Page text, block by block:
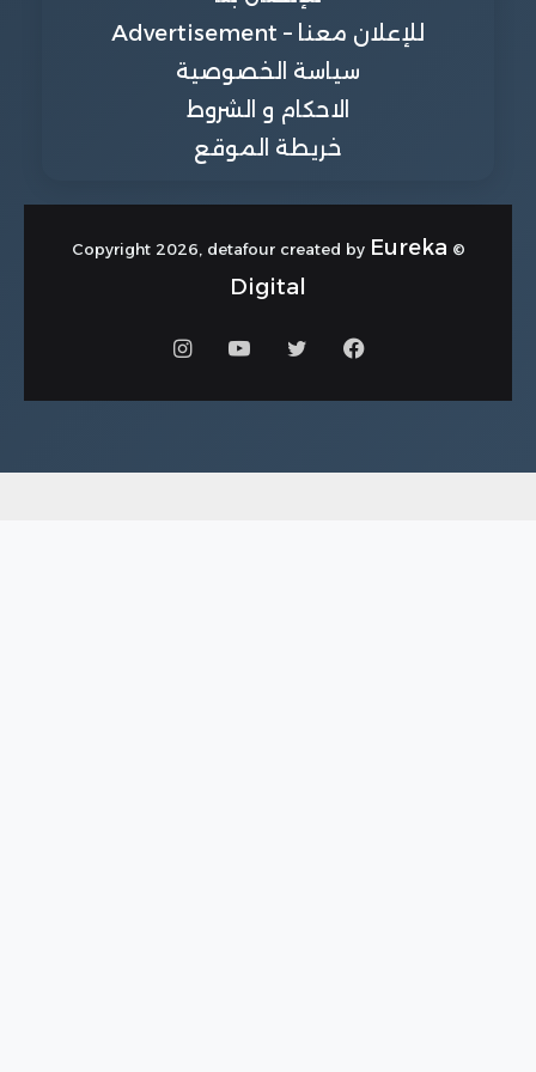
للإعلان معنا – Advertisement
سياسة الخصوصية
الاحكام و الشروط
خريطة الموقع
© Copyright 2026, detafour created by
Eureka
Digital
فيسبوكتويتر يوتيوبانستقرام